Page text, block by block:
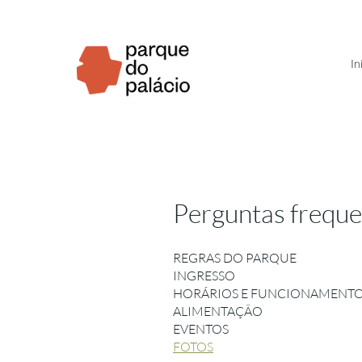
Perguntas
REGRAS DO PARQUE
INGRESSO
HORÁRIOS E
ALIMENTAÇÃO
EVENTOS
FOTOS